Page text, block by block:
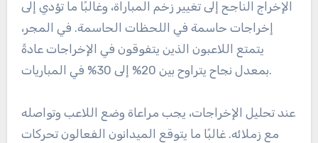
من الضروري مراعاة سياق الكرات المأخوذة، مثل
مستوى الصعوبة وظروف المباراة. على سبيل المثال،
يمكن أن تكون الكرة المأخوذة تحت الضغط خلال مباراة
تنافسية.